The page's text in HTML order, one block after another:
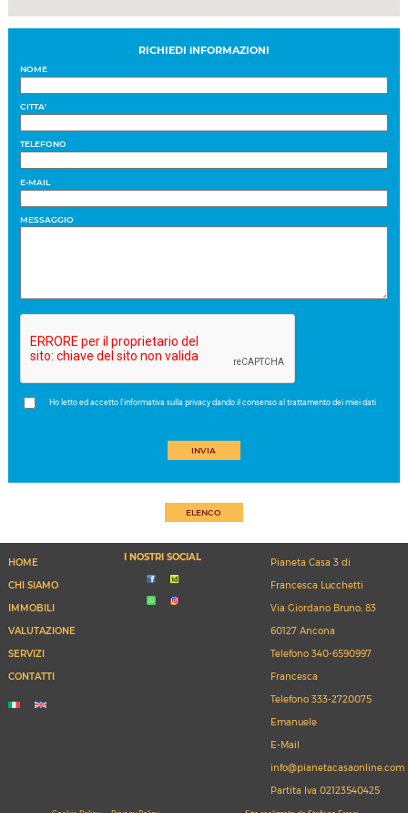
RICHIEDI iNFORMAZIONI
NOME
CITTA'
TELEFONO
E-MAIL
MESSAGGIO
Ho letto ed accetto l'informativa sulla privacy dando il consenso al trattamento dei miei dati
INVIA
ELENCO
HOME
CHI SIAMO
IMMOBILI
VALUTAZIONE
SERVIZI
CONTATTI
I NOSTRI SOCIAL
Pianeta Casa 3 di
Francesca Lucchetti
Via Giordano Bruno, 83
60127 Ancona
Telefono340-6590997
Francesca
Telefono333-2720075
Emanuele
E-Mail
info@pianetacasaonline.com
Partita Iva 02123540425